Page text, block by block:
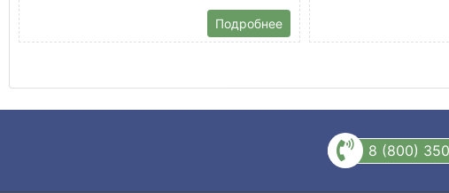
Подробнее
8 (800)